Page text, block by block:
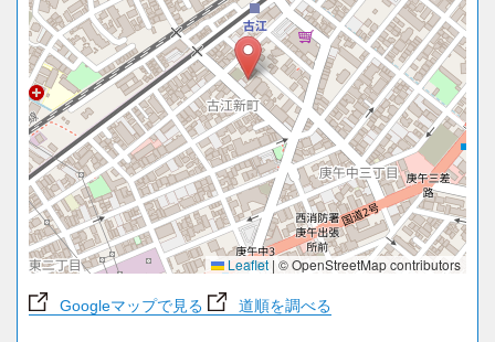
Leaflet | © OpenStreetMap contributors
Googleマップで見る 道順を調べる